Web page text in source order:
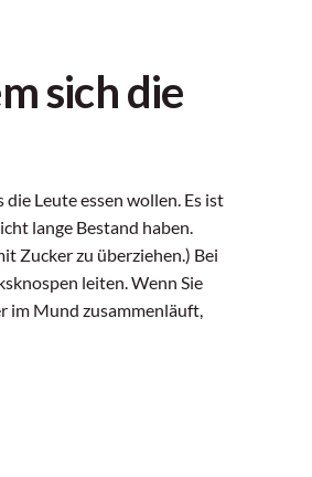
sich die
Leute essen wollen. Es ist
lange Bestand haben.
Zucker zu überziehen.) Bei
leiten. Wenn Sie
im Mund zusammenläuft,